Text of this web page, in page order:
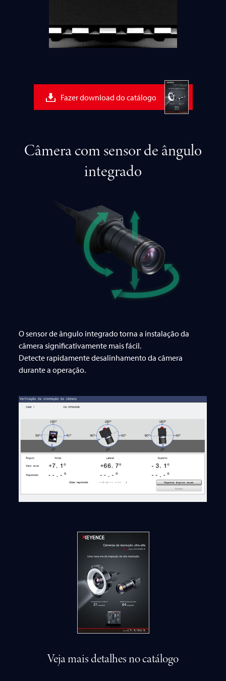
Fazer download do catálogo
Câmera com sensor de ângulo
integrado
O sensor de ângulo integrado torna a instalação da
câmera significativamente mais fácil.
Detecte rapidamente desalinhamento da câmera
durante a operação.
Veja mais detalhes no catálogo